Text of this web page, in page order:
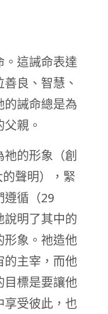
。這誡命表達
良、智慧、
的誡命總是為
親。
的形象（創
聲明），緊
遵循（29
說明了其中的
形象。祂造他
的主宰，而他
目標是要讓他
受彼此，也